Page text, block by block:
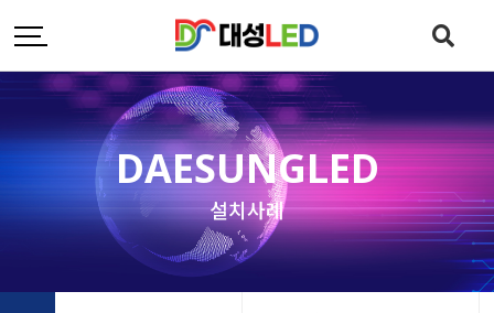
DAESUNGLED
설치사례